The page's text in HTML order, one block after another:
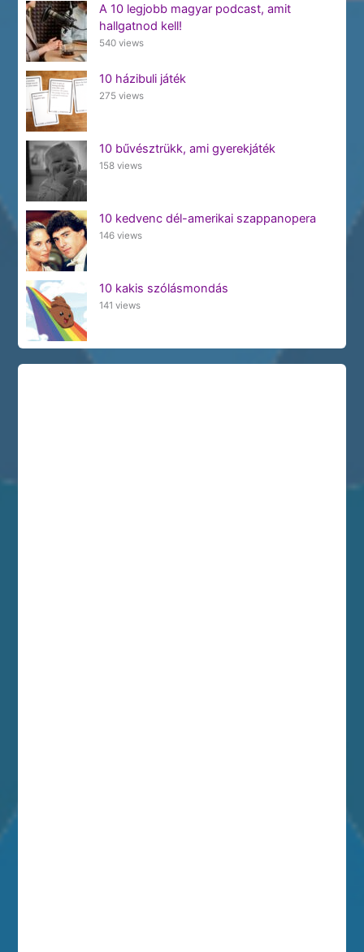
A 10 legjobb magyar podcast, amit
hallgatnod kell!
540 views
10 házibuli játék
275 views
10 bűvésztrükk, ami gyerekjáték
158 views
10 kedvenc dél-amerikai szappanopera
146 views
10 kakis szólásmondás
141 views